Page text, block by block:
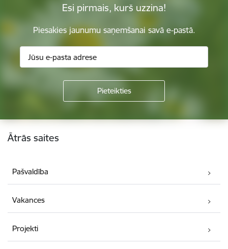
Esi pirmais, kurš uzzina!
Piesakies jaunumu saņemšanai savā e-pastā.
Kājene
Ātrās saites
Pašvaldība
Vakances
Projekti